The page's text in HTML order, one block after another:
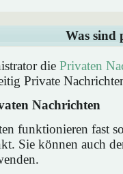
Was sind
die Privaten
Private
Nachrichten
funktionieren fast
Sie können auch